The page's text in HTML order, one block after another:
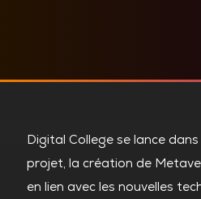
Digital College se lance
projet, la création de
en lien avec les nouvelles